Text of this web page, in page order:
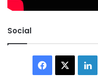
Social
Facebook